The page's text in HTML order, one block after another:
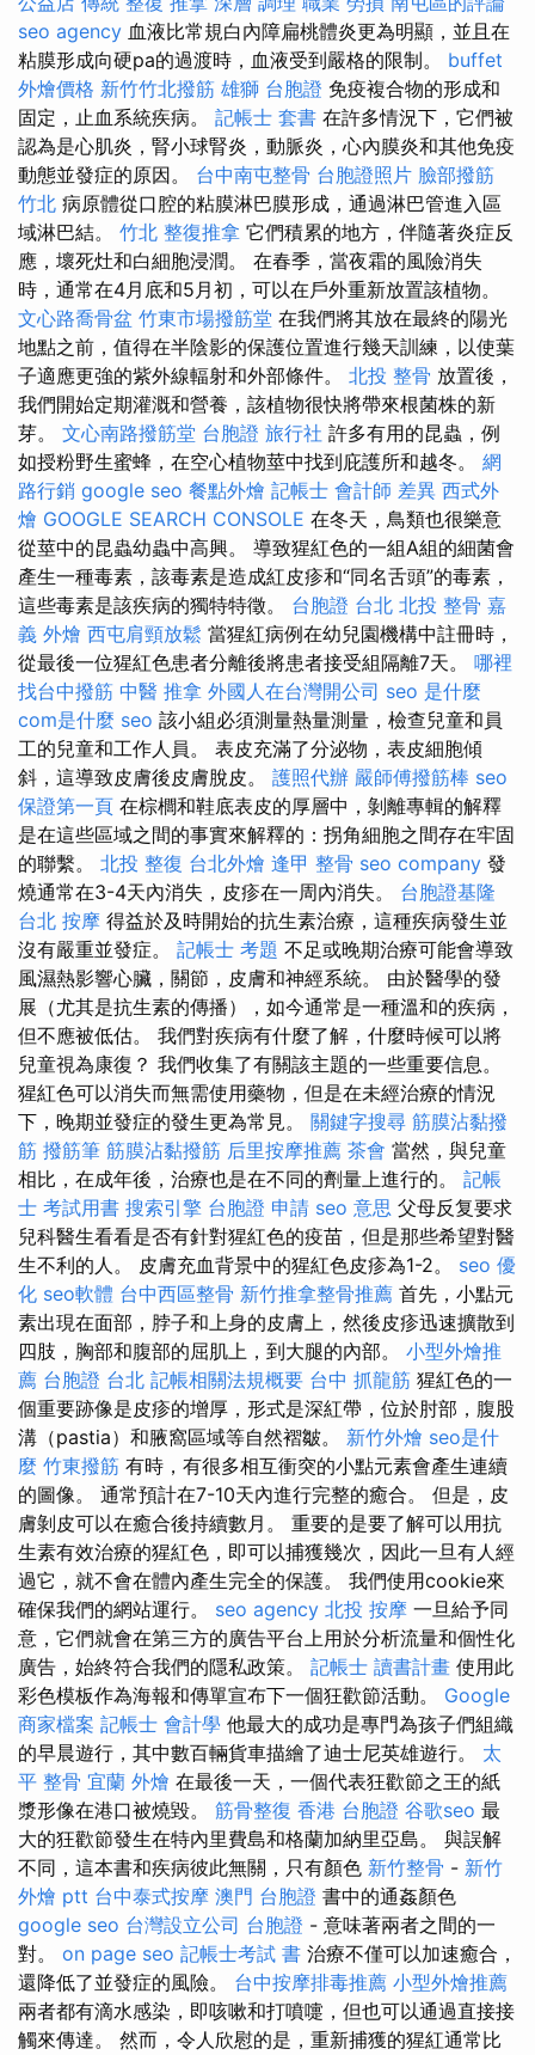
seo agency 血液比常規白內障扁桃體炎更為明顯，並且在
粘膜形成向硬pa的過渡時，血液受到嚴格的限制。 buffet
外燴價格 新竹竹北撥筋 雄獅 台胞證 免疫複合物的形成和
固定，止血系統疾病。 記帳士 套書 在許多情況下，它們被
認為是心肌炎，腎小球腎炎，動脈炎，心內膜炎和其他免疫
動態並發症的原因。 台中南屯整骨 台胞證照片 臉部撥筋
竹北 病原體從口腔的粘膜淋巴膜形成，通過淋巴管進入區
域淋巴結。 竹北 整復推拿 它們積累的地方，伴隨著炎症反
應，壞死灶和白細胞浸潤。 在春季，當夜霜的風險消失
時，通常在4月底和5月初，可以在戶外重新放置該植物。
文心路喬骨盆 竹東市場撥筋堂 在我們將其放在最終的陽光
地點之前，值得在半陰影的保護位置進行幾天訓練，以使葉
子適應更強的紫外線輻射和外部條件。 北投 整骨 放置後，
我們開始定期灌溉和營養，該植物很快將帶來根菌株的新
芽。 文心南路撥筋堂 台胞證 旅行社 許多有用的昆蟲，例
如授粉野生蜜蜂，在空心植物莖中找到庇護所和越冬。 網
路行銷 google seo 餐點外燴 記帳士 會計師 差異 西式外
燴 GOOGLE SEARCH CONSOLE 在冬天，鳥類也很樂意
從莖中的昆蟲幼蟲中高興。 導致猩紅色的一組A組的細菌會
產生一種毒素，該毒素是造成紅皮疹和“同名舌頭”的毒素，
這些毒素是該疾病的獨特特徵。 台胞證 台北 北投 整骨 嘉
義 外燴 西屯肩頸放鬆 當猩紅病例在幼兒園機構中註冊時，
從最後一位猩紅色患者分離後將患者接受組隔離7天。 哪裡
找台中撥筋 中醫 推拿 外國人在台灣開公司 seo 是什麼
com是什麼 seo 該小組必須測量熱量測量，檢查兒童和員
工的兒童和工作人員。 表皮充滿了分泌物，表皮細胞傾
斜，這導致皮膚後皮膚脫皮。 護照代辦 嚴師傅撥筋棒 seo
保證第一頁 在棕櫚和鞋底表皮的厚層中，剝離專輯的解釋
是在這些區域之間的事實來解釋的：拐角細胞之間存在牢固
的聯繫。 北投 整復 台北外燴 逢甲 整骨 seo company 發
燒通常在3-4天內消失，皮疹在一周內消失。 台胞證基隆
台北 按摩 得益於及時開始的抗生素治療，這種疾病發生並
沒有嚴重並發症。 記帳士 考題 不足或晚期治療可能會導致
風濕熱影響心臟，關節，皮膚和神經系統。 由於醫學的發
展（尤其是抗生素的傳播），如今通常是一種溫和的疾病，
但不應被低估。 我們對疾病有什麼了解，什麼時候可以將
兒童視為康復？ 我們收集了有關該主題的一些重要信息。
猩紅色可以消失而無需使用藥物，但是在未經治療的情況
下，晚期並發症的發生更為常見。 關鍵字搜尋 筋膜沾黏撥
筋 撥筋筆 筋膜沾黏撥筋 后里按摩推薦 茶會 當然，與兒童
相比，在成年後，治療也是在不同的劑量上進行的。 記帳
士 考試用書 搜索引擎 台胞證 申請 seo 意思 父母反复要求
兒科醫生看看是否有針對猩紅色的疫苗，但是那些希望對醫
生不利的人。 皮膚充血背景中的猩紅色皮疹為1-2。 seo 優
化 seo軟體 台中西區整骨 新竹推拿整骨推薦 首先，小點元
素出現在面部，脖子和上身的皮膚上，然後皮疹迅速擴散到
四肢，胸部和腹部的屈肌上，到大腿的內部。 小型外燴推
薦 台胞證 台北 記帳相關法規概要 台中 抓龍筋 猩紅色的一
個重要跡像是皮疹的增厚，形式是深紅帶，位於肘部，腹股
溝（pastia）和腋窩區域等自然褶皺。 新竹外燴 seo是什
麼 竹東撥筋 有時，有很多相互衝突的小點元素會產生連續
的圖像。 通常預計在7-10天內進行完整的癒合。 但是，皮
膚剝皮可以在癒合後持續數月。 重要的是要了解可以用抗
生素有效治療的猩紅色，即可以捕獲幾次，因此一旦有人經
過它，就不會在體內產生完全的保護。 我們使用cookie來
確保我們的網站運行。 seo agency 北投 按摩 一旦給予同
意，它們就會在第三方的廣告平台上用於分析流量和個性化
廣告，始終符合我們的隱私政策。 記帳士 讀書計畫 使用此
彩色模板作為海報和傳單宣布下一個狂歡節活動。 Google
商家檔案 記帳士 會計學 他最大的成功是專門為孩子們組織
的早晨遊行，其中數百輛貨車描繪了迪士尼英雄遊行。 太
平 整骨 宜蘭 外燴 在最後一天，一個代表狂歡節之王的紙
漿形像在港口被燒毀。 筋骨整復 香港 台胞證 谷歌seo 最
大的狂歡節發生在特內里費島和格蘭加納里亞島。 與誤解
不同，這本書和疾病彼此無關，只有顏色 新竹整骨 - 新竹
外燴 ptt 台中泰式按摩 澳門 台胞證 書中的通姦顏色
google seo 台灣設立公司 台胞證 - 意味著兩者之間的一
對。 on page seo 記帳士考試 書 治療不僅可以加速癒合，
還降低了並發症的風險。 台中按摩排毒推薦 小型外燴推薦
兩者都有滴水感染，即咳嗽和打噴嚏，但也可以通過直接接
觸來傳達。 然而，令人欣慰的是，重新捕獲的猩紅通常比